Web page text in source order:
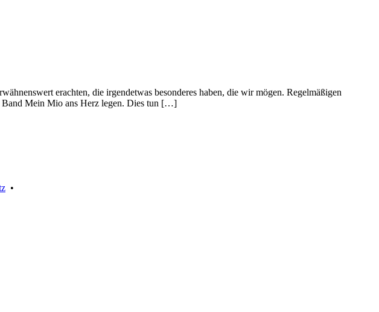
erachten, die irgendetwas besonderes haben, die wir mögen. Regelmäßigen
Band Mein Mio ans Herz legen. Dies tun […]
•